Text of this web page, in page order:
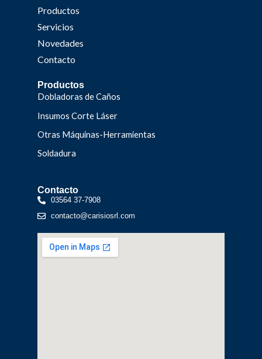
Productos
Servicios
Novedades
Contacto
Productos
Dobladoras de Caños
Insumos Corte Láser
Otras Máquinas-Herramientas
Soldadura
Contacto
03564 37-7908
contacto@carisiosrl.com